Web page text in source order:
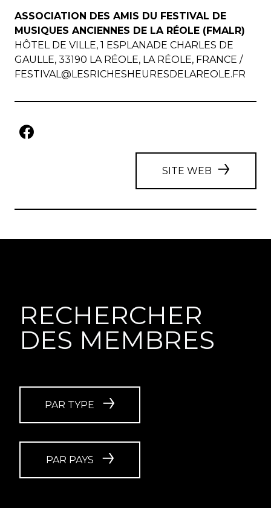
ASSOCIATION DES AMIS DU FESTIVAL DE
MUSIQUES ANCIENNES DE LA RÉOLE (FMALR)
HÔTEL DE VILLE, 1 ESPLANADE CHARLES DE
GAULLE, 33190 LA RÉOLE, LA RÉOLE, FRANCE /
FESTIVAL@LESRICHESHEURESDELAREOLE.FR
SITE WEB
RECHERCHER
DES MEMBRES
PAR TYPE
PAR PAYS